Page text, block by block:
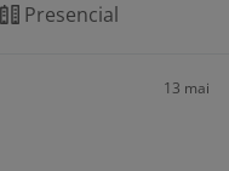
Presencial
13 mai